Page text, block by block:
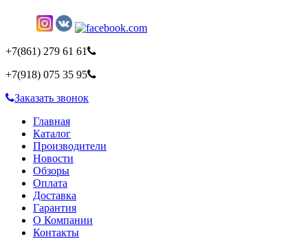
+7(861) 279 61 61
+7(918) 075 35 95
Заказать звонок
Главная
Каталог
Производители
Новости
Обзоры
Оплата
Доставка
Гарантия
О Компании
Контакты